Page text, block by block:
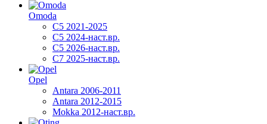
Omoda
C5 2021-2025
C5 2024-наст.вр.
C5 2026-наст.вр.
C7 2025-наст.вр.
Opel
Antara 2006-2011
Antara 2012-2015
Mokka 2012-наст.вр.